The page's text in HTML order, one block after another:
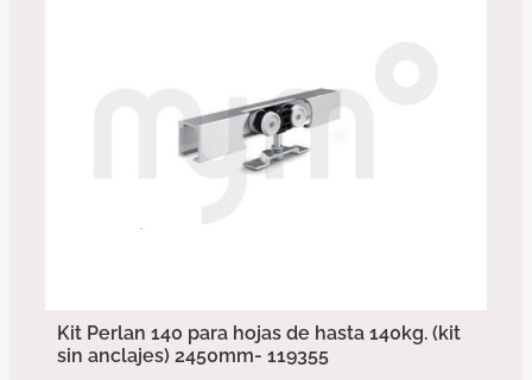
Kit Perlan 140 para hojas de hasta 140kg. (kit
sin anclajes) 2450mm- 119355